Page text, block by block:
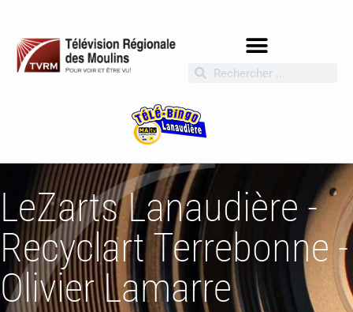
LeZarts Lanaudière -
Recyclart Terrebonne -
Olivier Lamarre